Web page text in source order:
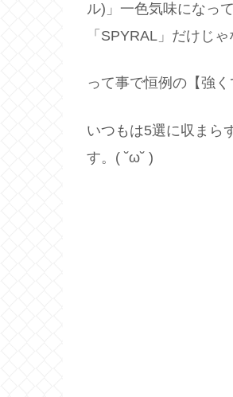
ル)」一色気味になっ
「SPYRAL」だけじゃ
って事で恒例の【強
いつもは5選に収まら
す。( ˘ω˘ )